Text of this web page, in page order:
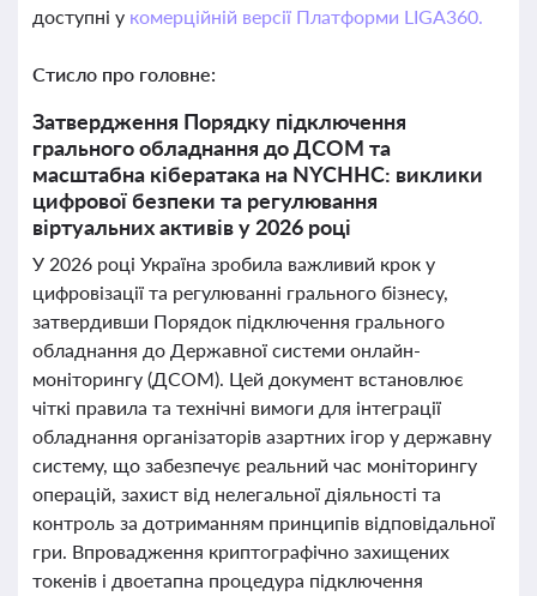
доступні у комерційній версії Платформи LIGA360.
Стисло про головне:
Затвердження Порядку підключення
грального обладнання до ДСОМ та
масштабна кібератака на NYCHHC: виклики
цифрової безпеки та регулювання
віртуальних активів у 2026 році
У 2026 році Україна зробила важливий крок у
цифровізації та регулюванні грального бізнесу,
затвердивши Порядок підключення грального
обладнання до Державної системи онлайн-
моніторингу (ДСОМ). Цей документ встановлює
чіткі правила та технічні вимоги для інтеграції
обладнання організаторів азартних ігор у державну
систему, що забезпечує реальний час моніторингу
операцій, захист від нелегальної діяльності та
контроль за дотриманням принципів відповідальної
гри. Впровадження криптографічно захищених
токенів і двоетапна процедура підключення